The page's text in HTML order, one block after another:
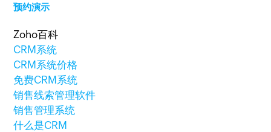
预约演示
Zoho百科
CRM系统
CRM系统价格
免费CRM系统
销售线索管理软件
销售管理系统
什么是CRM